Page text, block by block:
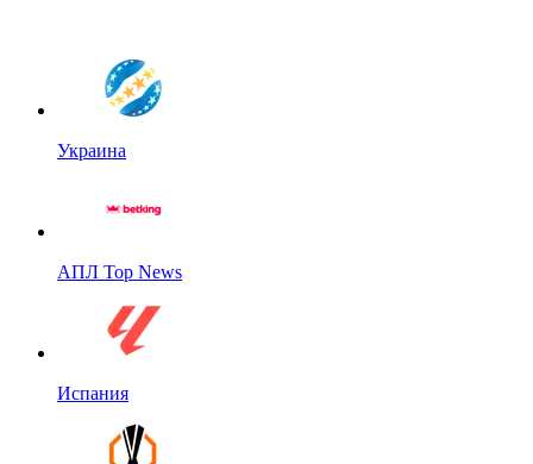
Украина
АПЛ Top News
Испания